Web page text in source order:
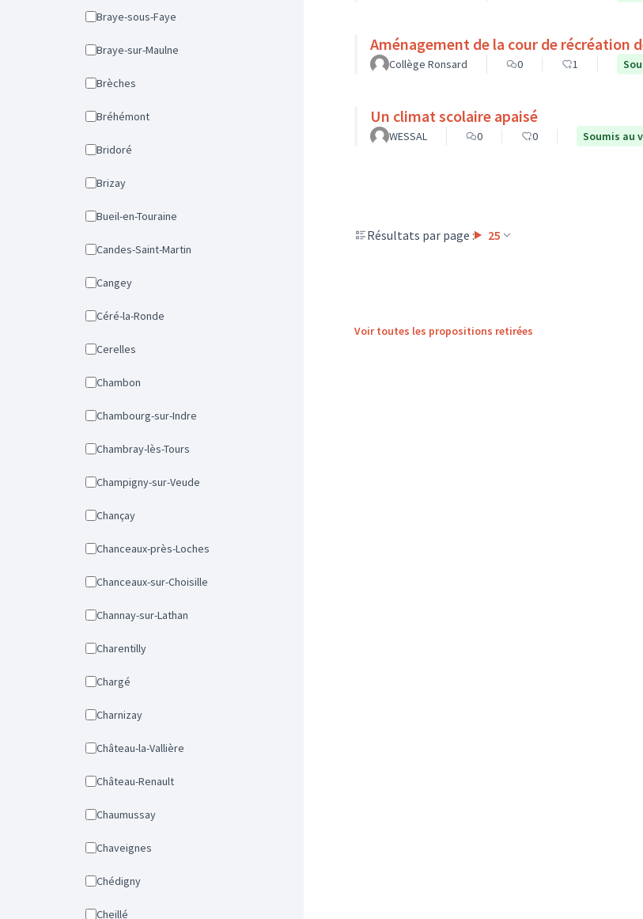
Braye-sous-Faye
Braye-sur-Maulne
Brèches
Bréhémont
Bridoré
Brizay
Bueil-en-Touraine
Candes-Saint-Martin
Cangey
Céré-la-Ronde
Cerelles
Chambon
Chambourg-sur-Indre
Chambray-lès-Tours
Champigny-sur-Veude
Chançay
Chanceaux-près-Loches
Chanceaux-sur-Choisille
Channay-sur-Lathan
Charentilly
Chargé
Charnizay
Château-la-Vallière
Château-Renault
Chaumussay
Chaveignes
Chédigny
Cheillé
Aménagement de la cour de récréation
Collège Ronsard 0 1
Un climat scolaire apaisé
WESSAL 0 0 Soumis au
Résultats par page : 25
Voir toutes les propositions retirées